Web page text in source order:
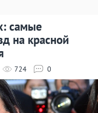
самые
на красной
724 0